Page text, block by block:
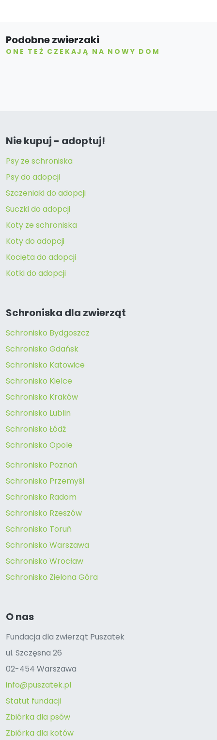
Podobne zwierzaki
ONE TEŻ CZEKAJĄ NA NOWY DOM
Nie kupuj - adoptuj!
Psy ze schroniska
Psy do adopcji
Szczeniaki do adopcji
Suczki do adopcji
Koty ze schroniska
Koty do adopcji
Kocięta do adopcji
Kotki do adopcji
Schroniska dla zwierząt
Schronisko Bydgoszcz
Schronisko Gdańsk
Schronisko Katowice
Schronisko Kielce
Schronisko Kraków
Schronisko Lublin
Schronisko Łódź
Schronisko Opole
Schronisko Poznań
Schronisko Przemyśl
Schronisko Radom
Schronisko Rzeszów
Schronisko Toruń
Schronisko Warszawa
Schronisko Wrocław
Schronisko Zielona Góra
O nas
Fundacja dla zwierząt Puszatek
ul. Szczęsna 26
02-454 Warszawa
info@puszatek.pl
Statut fundacji
Zbiórka dla psów
Zbiórka dla kotów